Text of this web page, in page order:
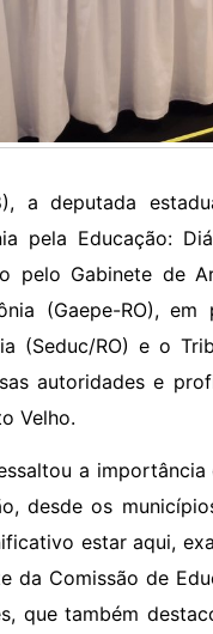
a deputada
pela Educação:
pelo Gabinete de
(Gaepe-RO),
(Seduc/RO) e o
autoridades e
Velho.
a
desde os
estar aqui,
da Comissão de
que também